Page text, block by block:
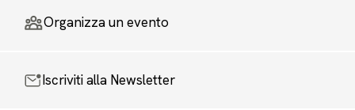
Organizza un evento
Iscriviti alla Newsletter